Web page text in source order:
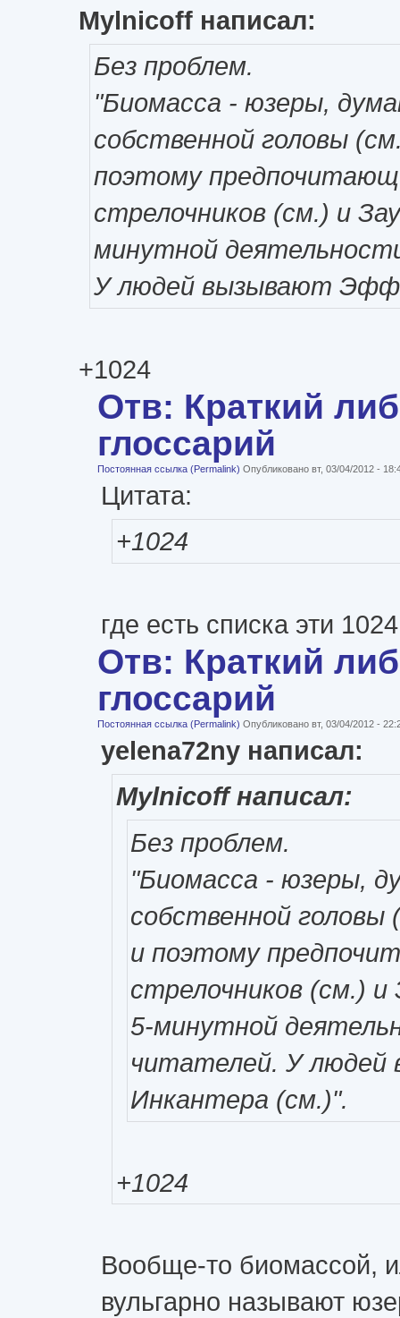
Mylnicoff написал:
Без проблем.
"Биомасса - юзеры,
собственной головы
поэтому
стрелочников (см.) и
минутной
У людей вызывают
+1024
Отв: Краткий
глоссарий
Постоянная ссылка (Permalink) Опубликовано вт, 03/04/2012 -
Цитата:
+1024
где есть списка эти
Отв: Краткий
глоссарий
Постоянная ссылка (Permalink) Опубликовано вт, 03/04/2012 -
yelena72ny написал:
Mylnicoff написал:
Без проблем.
"Биомасса - юзеры,
собственной головы
и поэтому
стрелочников (см.) и
5-минутной
читателей. У
Инкантера (см.)".
+1024
Вообще-то биомассой,
вульгарно называют